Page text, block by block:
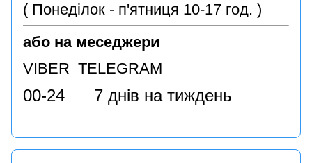
( Понеділок - п'ятниця 10-17 год. )
або на меседжери
VIBER TELEGRAM
00-24 7 днів на тиждень